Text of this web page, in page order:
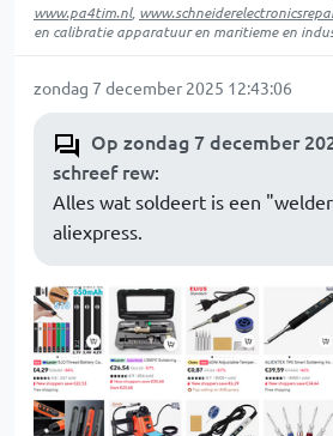
www.pa4tim.nl,
en calibratie apparatuur en maritieme en
zondag 7 december 2025 12:43:06
Op zondag 7 december
schreef rew:
Alles wat soldeert is een
aliexpress.